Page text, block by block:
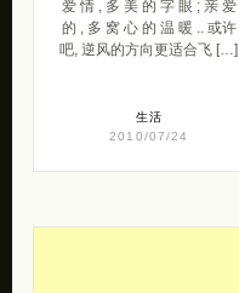
爱 情 , 多 美 的 字 眼 ; 亲 爱
的 , 多 窝 心 的 温 暖 .. 或许
吧, 逆风的方向更适合飞 […]
生活
2010/07/24